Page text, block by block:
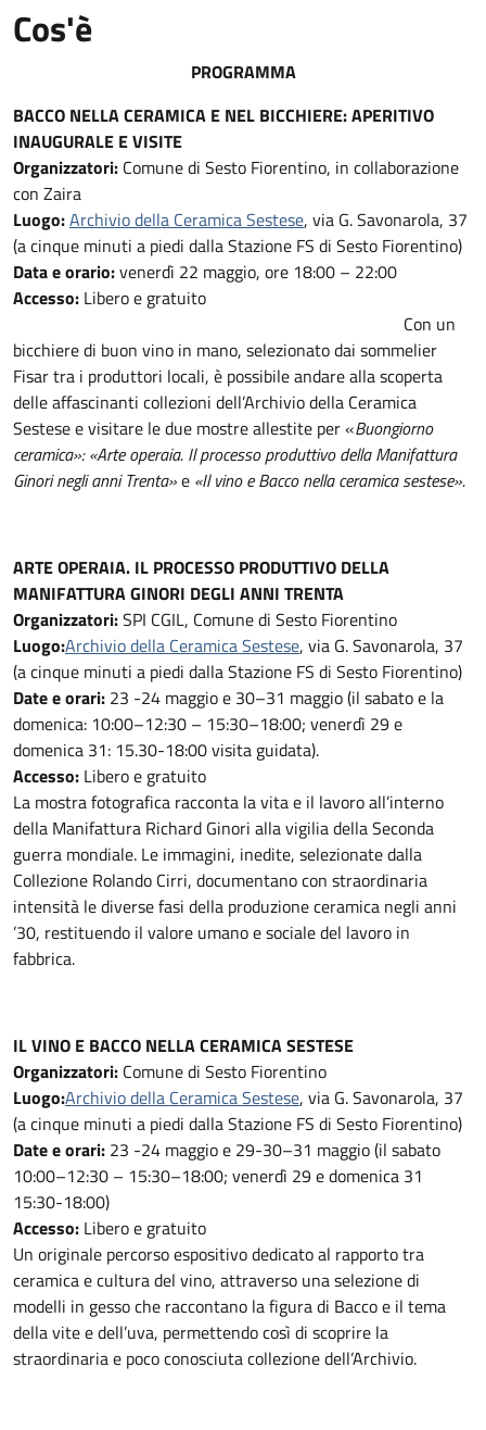
Cos'è
PROGRAMMA
BACCO NELLA CERAMICA E NEL BICCHIERE: APERITIVO
INAUGURALE E VISITE
Organizzatori: Comune di Sesto Fiorentino, in collaborazione
con Zaira
Luogo:Archivio della Ceramica Sestese, via G. Savonarola, 37
(a cinque minuti a piedi dalla Stazione FS di Sesto Fiorentino)
Data e orario:venerdì 22 maggio, ore 18:00 – 22:00
Accesso: Libero e gratuito
Con un
bicchiere di buon vino in mano, selezionato dai sommelier
Fisar tra i produttori locali, è possibile andare alla scoperta
delle affascinanti collezioni dell’Archivio della Ceramica
Sestese e visitare le due mostre allestite per «Buongiorno
ceramica»: «Arte operaia. Il processo produttivo della Manifattura
Ginori negli anni Trenta»e «Il vino e Bacco nella ceramica sestese».
ARTE OPERAIA. IL PROCESSO PRODUTTIVO DELLA
MANIFATTURA GINORI DEGLI ANNI TRENTA
Organizzatori:SPI CGIL, Comune di Sesto Fiorentino
Luogo:Archivio della Ceramica Sestese, via G. Savonarola, 37
(a cinque minuti a piedi dalla Stazione FS di Sesto Fiorentino)
Date e orari: 23 -24 maggio e 30–31 maggio (il sabato e la
domenica: 10:00–12:30 – 15:30–18:00; venerdì 29 e
domenica 31: 15.30-18:00 visita guidata).
Accesso: Libero e gratuito
La mostra fotografica racconta la vita e il lavoro all’interno
della Manifattura Richard Ginori alla vigilia della Seconda
guerra mondiale. Le immagini, inedite, selezionate dalla
Collezione Rolando Cirri, documentano con straordinaria
intensità le diverse fasi della produzione ceramica negli anni
’30, restituendo il valore umano e sociale del lavoro in
fabbrica.
IL VINO E BACCO NELLA CERAMICA SESTESE
Organizzatori: Comune di Sesto Fiorentino
Luogo:Archivio della Ceramica Sestese, via G. Savonarola, 37
(a cinque minuti a piedi dalla Stazione FS di Sesto Fiorentino)
Date e orari: 23 -24 maggio e 29-30–31 maggio (il sabato
10:00–12:30 – 15:30–18:00; venerdì 29 e domenica 31
15:30-18:00)
Accesso: Libero e gratuito
Un originale percorso espositivo dedicato al rapporto tra
ceramica e cultura del vino, attraverso una selezione di
modelli in gesso che raccontano la figura di Bacco e il tema
della vite e dell’uva, permettendo così di scoprire la
straordinaria e poco conosciuta collezione dell’Archivio.